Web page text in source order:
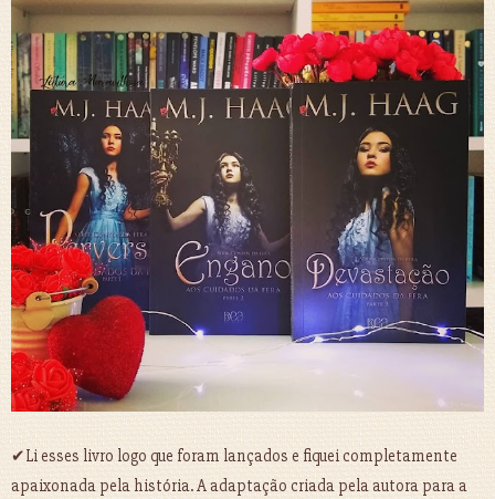
✔Li esses livro logo que foram lançados e fiquei completamente
apaixonada pela história. A adaptação criada pela autora para a